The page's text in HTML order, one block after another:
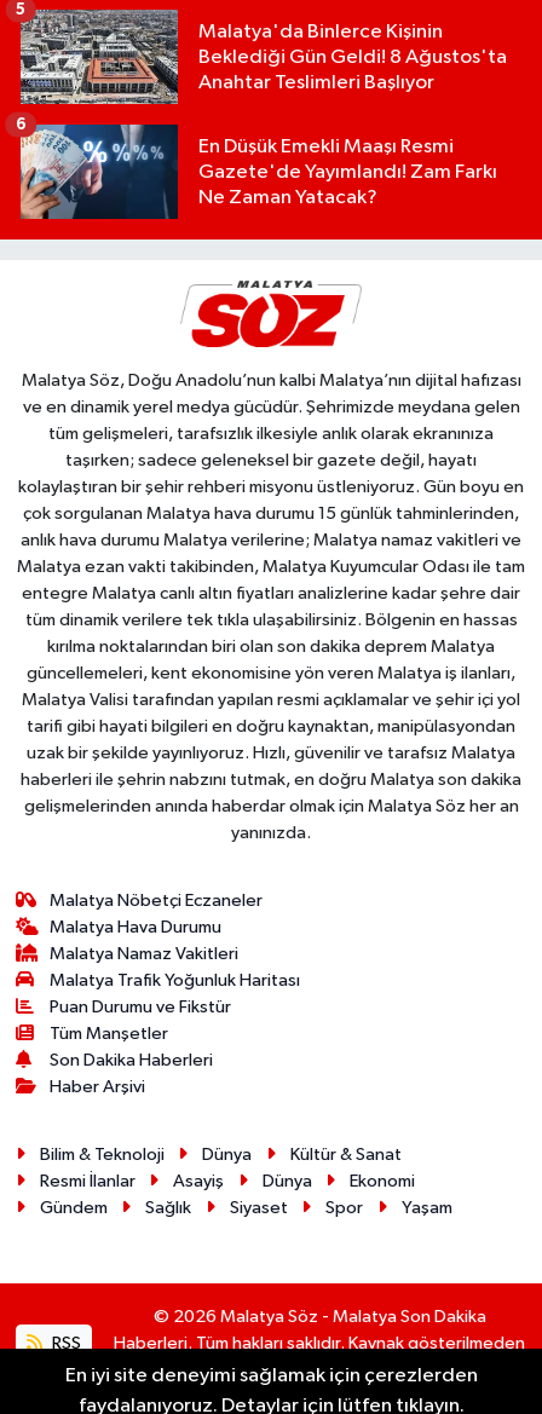
Malatya'da Binlerce Kişinin
Beklediği Gün Geldi! 8 Ağustos'ta
Anahtar Teslimleri Başlıyor
5
En Düşük Emekli Maaşı Resmi
Gazete'de Yayımlandı! Zam Farkı
Ne Zaman Yatacak?
6
Malatya Söz, Doğu Anadolu’nun kalbi Malatya’nın dijital hafızası
ve en dinamik yerel medya gücüdür. Şehrimizde meydana gelen
tüm gelişmeleri, tarafsızlık ilkesiyle anlık olarak ekranınıza
taşırken; sadece geleneksel bir gazete değil, hayatı
kolaylaştıran bir şehir rehberi misyonu üstleniyoruz. Gün boyu en
çok sorgulanan Malatya hava durumu 15 günlük tahminlerinden,
anlık hava durumu Malatya verilerine; Malatya namaz vakitleri ve
Malatya ezan vakti takibinden, Malatya Kuyumcular Odası ile tam
entegre Malatya canlı altın fiyatları analizlerine kadar şehre dair
tüm dinamik verilere tek tıkla ulaşabilirsiniz. Bölgenin en hassas
kırılma noktalarından biri olan son dakika deprem Malatya
güncellemeleri, kent ekonomisine yön veren Malatya iş ilanları,
Malatya Valisi tarafından yapılan resmi açıklamalar ve şehir içi yol
tarifi gibi hayati bilgileri en doğru kaynaktan, manipülasyondan
uzak bir şekilde yayınlıyoruz. Hızlı, güvenilir ve tarafsız Malatya
haberleri ile şehrin nabzını tutmak, en doğru Malatya son dakika
gelişmelerinden anında haberdar olmak için Malatya Söz her an
yanınızda.
Malatya Nöbetçi Eczaneler
Malatya Hava Durumu
Malatya Namaz Vakitleri
Malatya Trafik Yoğunluk Haritası
Puan Durumu ve Fikstür
Tüm Manşetler
Son Dakika Haberleri
Haber Arşivi
Bilim & Teknoloji Dünya
Kültür & Sanat
Resmi İlanlar
Asayiş Dünya
Ekonomi
Gündem
Sağlık Siyaset Spor Yaşam
RSS
© 2026 Malatya Söz - Malatya Son Dakika
Haberleri. Tüm hakları saklıdır. Kaynak gösterilmeden
alıntı yapılamaz.
En iyi site deneyimi sağlamak için çerezlerden
faydalanıyoruz. Detaylar için lütfen tıklayın.